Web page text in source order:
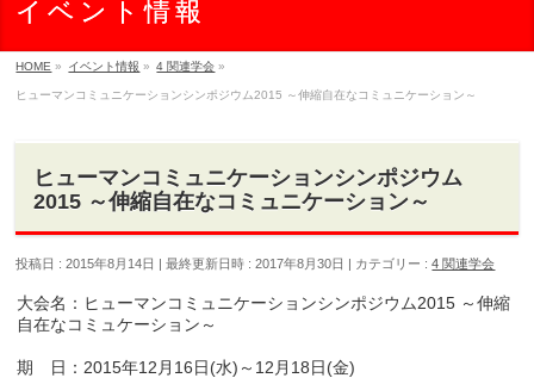
イベント情報
HOME » イベント情報 » 4 関連学会 »
ヒューマンコミュニケーションシンポジウム2015 ～伸縮自在なコミュニケーション～
ヒューマンコミュニケーションシンポジウム
2015 ～伸縮自在なコミュニケーション～
投稿日 : 2015年8月14日 最終更新日時 : 2017年8月30日 カテゴリー :4 関連学会
大会名：ヒューマンコミュニケーションシンポジウム2015 ～伸縮
自在なコミュケーション～
期 日：2015年12月16日(水)～12月18日(金)